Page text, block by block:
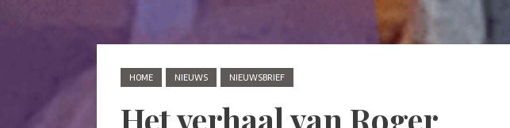
HOME NIEUWS NIEUWSBRIEF
Het verhaal van Roger